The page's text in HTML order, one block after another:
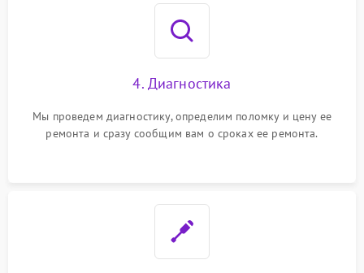
4. Диагностика
Мы проведем диагностику, определим поломку и цену ее
ремонта и сразу сообщим вам о сроках ее ремонта.